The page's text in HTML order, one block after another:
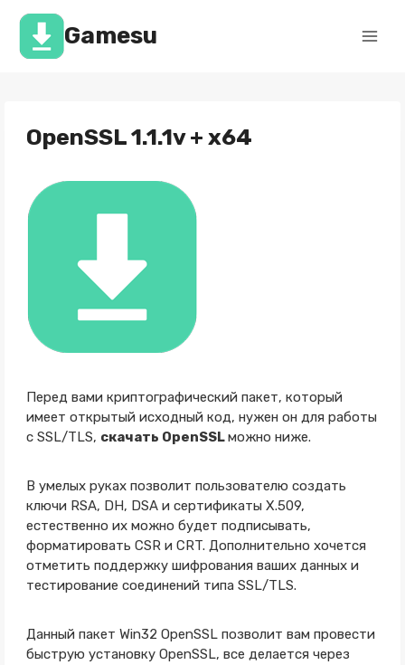
Перейти
содержимомуGamesu
OpenSSL 1.1.1v + x64
Перед вами криптографический пакет, который
имеет открытый исходный код, нужен он для работы
с SSL/TLS, скачать OpenSSLможно ниже.
В умелых руках позволит пользователю создать
ключи RSA, DH, DSA и сертификаты X.509,
естественно их можно будет подписывать,
форматировать CSR и CRT. Дополнительно хочется
отметить поддержку шифрования ваших данных и
тестирование соединений типа SSL/TLS.
Данный пакет Win32 OpenSSL позволит вам провести
быструю установку OpenSSL, все делается через